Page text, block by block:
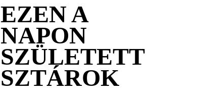
EZEN A
NAPON
SZÜLETETT
SZTÁROK